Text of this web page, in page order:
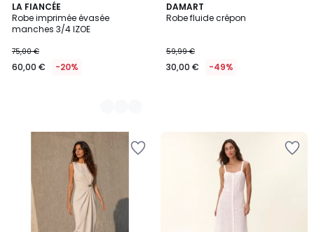
LA FIANCÉE
Robe imprimée évasée
manches 3/4 IZOE
75,00 €
60,00 € -20%
3
Couleurs
DAMART
Robe fluide crépon
59,99 €
30,00 € -49%